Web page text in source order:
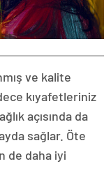
ve kalite
kıyafetleriniz
açısında da
sağlar. Öte
de daha iyi